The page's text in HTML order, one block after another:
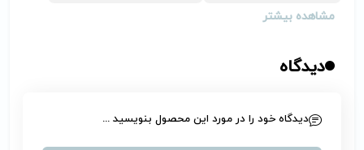
مشاهده بیشتر
دیدگاه
دیدگاه خود را در مورد این محصول بنویسید ...